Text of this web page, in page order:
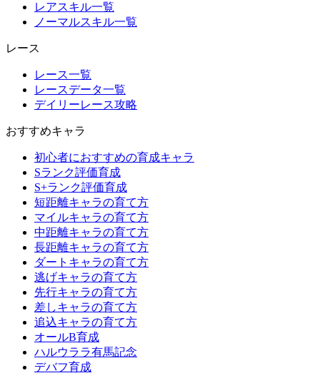
レアスキル一覧
ノーマルスキル一覧
レース
レース一覧
レースデータ一覧
デイリーレース攻略
おすすめキャラ
初心者におすすめの育成キャラ
Sランク評価育成
S+ランク評価育成
短距離キャラの育て方
マイルキャラの育て方
中距離キャラの育て方
長距離キャラの育て方
ダートキャラの育て方
逃げキャラの育て方
先行キャラの育て方
差しキャラの育て方
追込キャラの育て方
オールB育成
ハルウララ有馬記念
デバフ育成